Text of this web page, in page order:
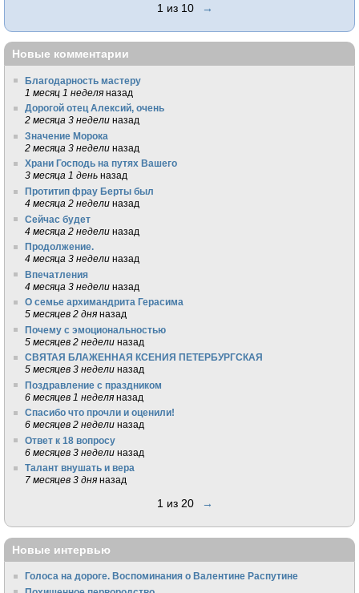
1 из 10 →
Новые комментарии
Благодарность мастеру
1 месяц 1 неделя назад
Дорогой отец Алексий, очень
2 месяца 3 недели назад
Значение Морока
2 месяца 3 недели назад
Храни Господь на путях Вашего
3 месяца 1 день назад
Протитип фрау Берты был
4 месяца 2 недели назад
Сейчас будет
4 месяца 2 недели назад
Продолжение.
4 месяца 3 недели назад
Впечатления
4 месяца 3 недели назад
О семье архимандрита Герасима
5 месяцев 2 дня назад
Почему с эмоциональностью
5 месяцев 2 недели назад
СВЯТАЯ БЛАЖЕННАЯ КСЕНИЯ ПЕТЕРБУРГСКАЯ
5 месяцев 3 недели назад
Поздравление с праздником
6 месяцев 1 неделя назад
Спасибо что прочли и оценили!
6 месяцев 2 недели назад
Ответ к 18 вопросу
6 месяцев 3 недели назад
Талант внушать и вера
7 месяцев 3 дня назад
1 из 20 →
Новые интервью
Голоса на дороге. Воспоминания о Валентине Распутине